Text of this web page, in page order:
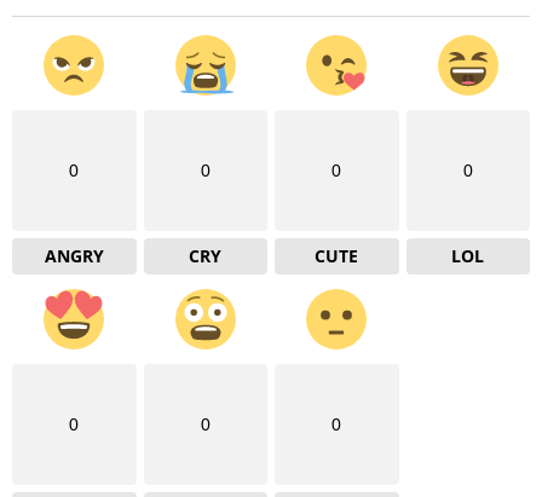
0
ANGRY
0
CRY
0
CUTE
0
LOL
0 0 0